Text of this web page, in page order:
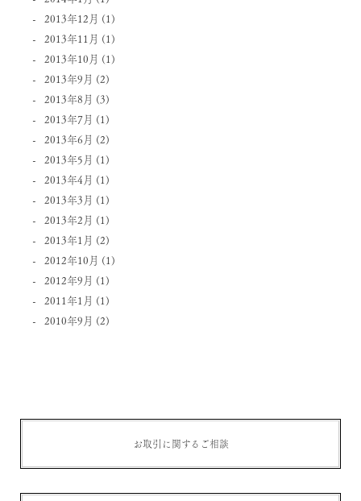
2013年12月 (1)
2013年11月 (1)
2013年10月 (1)
2013年9月 (2)
2013年8月 (3)
2013年7月 (1)
2013年6月 (2)
2013年5月 (1)
2013年4月 (1)
2013年3月 (1)
2013年2月 (1)
2013年1月 (2)
2012年10月 (1)
2012年9月 (1)
2011年1月 (1)
2010年9月 (2)
お取引に関するご相談